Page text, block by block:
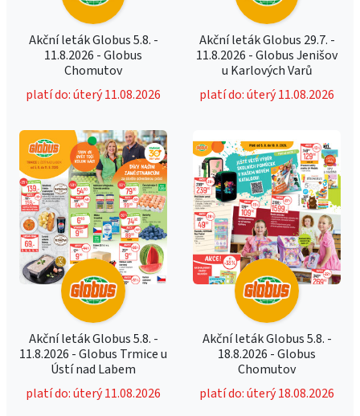
Akční leták Globus 5.8. -
11.8.2026 - Globus
Chomutov
platí do: úterý 11.08.2026
Akční leták Globus 29.7. -
11.8.2026 - Globus Jenišov
u Karlových Varů
platí do: úterý 11.08.2026
Akční leták Globus 5.8. -
11.8.2026 - Globus Trmice u
Ústí nad Labem
platí do: úterý 11.08.2026
Akční leták Globus 5.8. -
18.8.2026 - Globus
Chomutov
platí do: úterý 18.08.2026